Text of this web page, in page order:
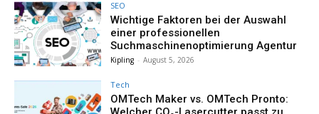
SEO
Wichtige Faktoren bei der Auswahl
einer professionellen
Suchmaschinenoptimierung Agentur
Kipling - August 5, 2026
Tech
OMTech Maker vs. OMTech Pronto: